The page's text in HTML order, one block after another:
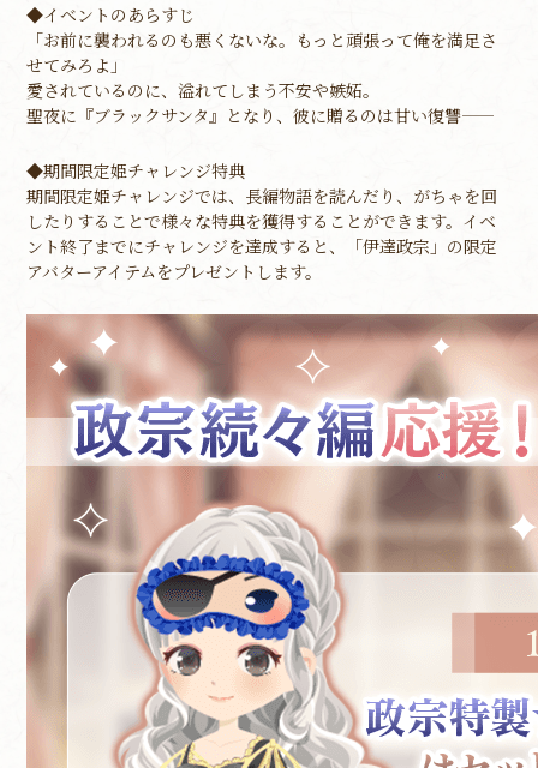
◆イベントのあらすじ
「お前に襲われるのも悪くないな。もっと頑張って俺を満足さ
せてみろよ」
愛されているのに、溢れてしまう不安や嫉妬。
聖夜に『ブラックサンタ』となり、彼に贈るのは甘い復讐――
◆期間限定姫チャレンジ特典
期間限定姫チャレンジでは、長編物語を読んだり、がちゃを回
したりすることで様々な特典を獲得することができます。イベ
ント終了までにチャレンジを達成すると、「伊達政宗」の限定
アバターアイテムをプレゼントします。